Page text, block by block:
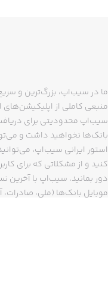
ما در سیب‌اپ، بزرگ‌ترین و
منبعی کاملی از
سیب‌اپ محدودیتی برای
بانک‌ها نخواهید داشت و
استور ایرانی سیب‌اپ،
دور بمانید. سیب‌اپ با آخرین
موبایل بانک‌ها (ملی، صادرات،